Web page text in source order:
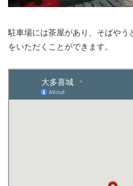
駐車場には茶屋があり、そばやう
をいただくことができます。